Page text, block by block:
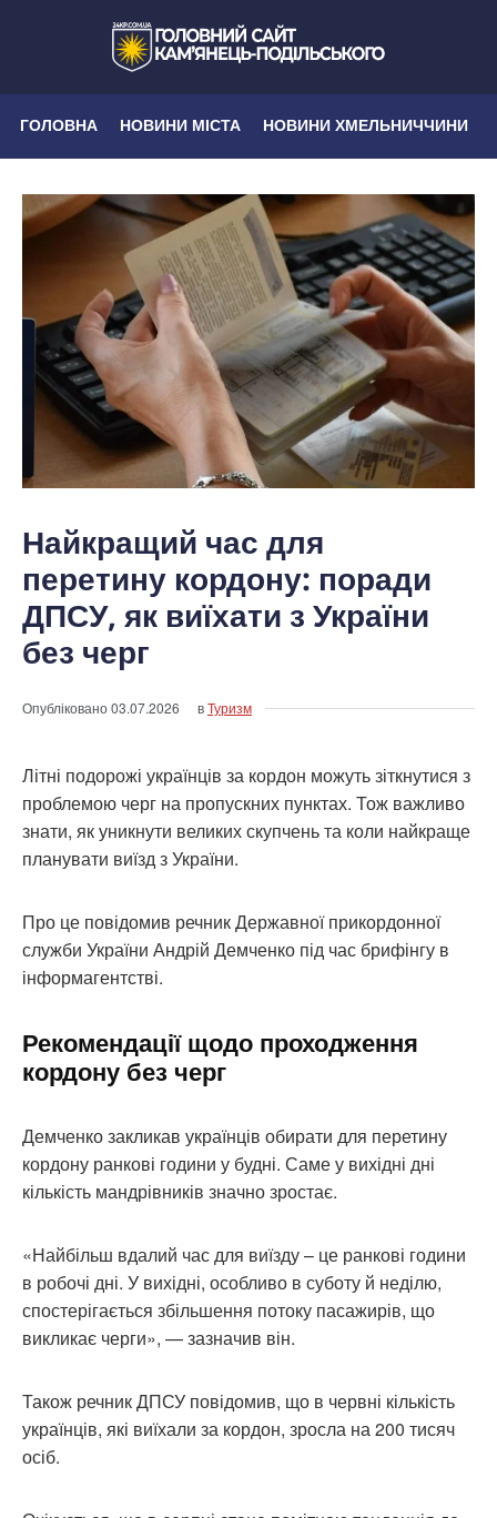
ГОЛОВНА НОВИНИ МІСТА НОВИНИ ХМЕЛЬНИЧЧИНИ
Найкращий час для
перетину кордону: поради
ДПСУ, як виїхати з України
без черг
Опубліковано03.07.2026 вТуризм
Літні подорожі українців за кордон можуть зіткнутися з
проблемою черг на пропускних пунктах. Тож важливо
знати, як уникнути великих скупчень та коли найкраще
планувати виїзд з України.
Про це повідомив речник Державної прикордонної
служби України Андрій Демченко під час брифінгу в
інформагентстві.
Рекомендації щодо проходження
кордону без черг
Демченко закликав українців обирати для перетину
кордону ранкові години у будні. Саме у вихідні дні
кількість мандрівників значно зростає.
«Найбільш вдалий час для виїзду – це ранкові години
в робочі дні. У вихідні, особливо в суботу й неділю,
спостерігається збільшення потоку пасажирів, що
викликає черги», — зазначив він.
Також речник ДПСУ повідомив, що в червні кількість
українців, які виїхали за кордон, зросла на 200 тисяч
осіб.